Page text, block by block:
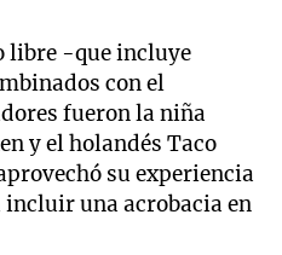
libre -que incluye
con el
fueron la niña
y el holandés Taco
su experiencia
una acrobacia en